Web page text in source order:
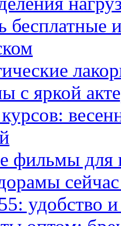
с яркой
фильмы для
удобство